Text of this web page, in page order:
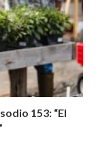
153: “El